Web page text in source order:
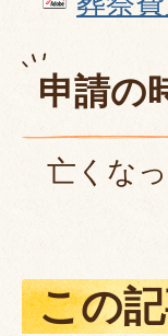
申請の
亡くな
この